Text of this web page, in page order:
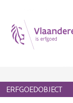
ERFGOEDOBJECT